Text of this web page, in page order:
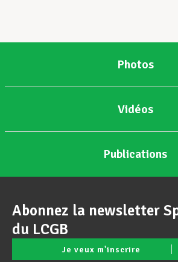
Photos
Vidéos
Publications
Abonnez la newsletter
du LCGB
Je veux m'inscrire